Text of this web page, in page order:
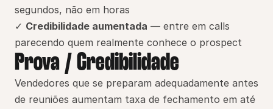
segundos, não em horas
✓ Credibilidade aumentada — entre em calls
parecendo quem realmente conhece o prospect
Prova / Credibilidade
Vendedores que se preparam adequadamente antes
de reuniões aumentam taxa de fechamento em até